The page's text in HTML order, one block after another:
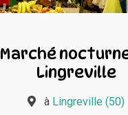
Marché
Lingreville
à Lingreville (50)